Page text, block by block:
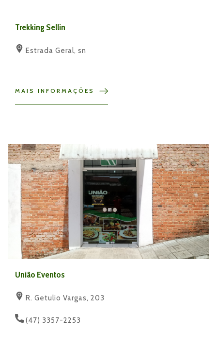
Trekking Sellin
Estrada Geral, sn
MAIS INFORMAÇÕES
União Eventos
R. Getulio Vargas, 203
(47) 3357-2253